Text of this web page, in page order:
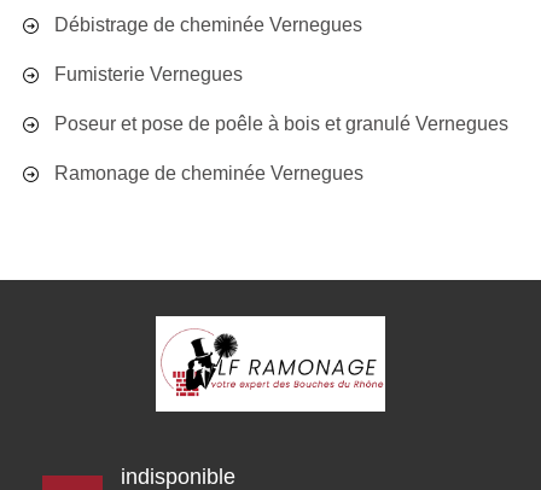
Débistrage de cheminée Vernegues
Fumisterie Vernegues
Poseur et pose de poêle à bois et granulé Vernegues
Ramonage de cheminée Vernegues
indisponible